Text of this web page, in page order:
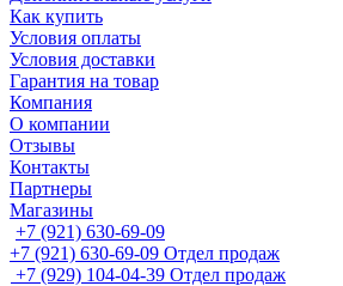
Как купить
Условия оплаты
Условия доставки
Гарантия на товар
Компания
О компании
Отзывы
Контакты
Партнеры
Магазины
+7 (921) 630-69-09
+7 (921) 630-69-09 Отдел продаж
+7 (929) 104-04-39 Отдел продаж